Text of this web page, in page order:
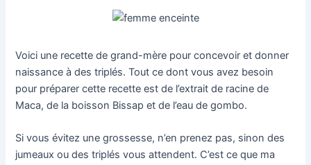
Voici une recette de grand-mère pour concevoir et donner
naissance à des triplés. Tout ce dont vous avez besoin
pour préparer cette recette est de l’extrait de racine de
Maca, de la boisson Bissap et de l’eau de gombo.
Si vous évitez une grossesse, n’en prenez pas, sinon des
jumeaux ou des triplés vous attendent. C’est ce que ma